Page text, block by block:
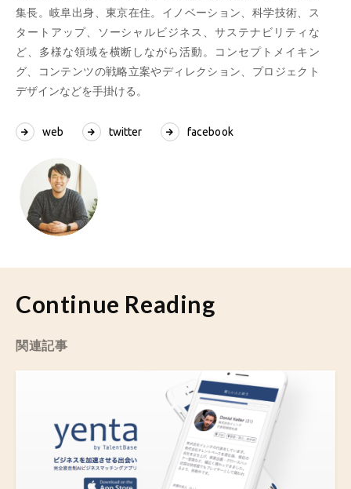
集長。岐阜出身、東京在住。イノベーション、科学技術、ス
タートアップ、ソーシャルビジネス、サステナビリティな
ど、多様な領域を横断しながら活動。コンセプトメイキン
グ、コンテンツの戦略立案やディレクション、プロジェクト
デザインなどを手掛ける。
web twitter facebook
Continue Reading
関連記事